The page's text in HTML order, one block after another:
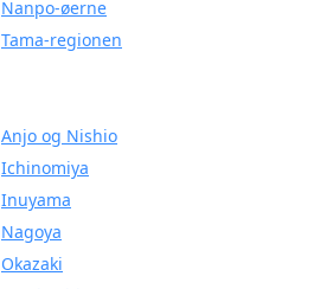
Nanpo-øerne
Tama-regionen
Anjo og Nishio
Ichinomiya
Inuyama
Nagoya
Okazaki